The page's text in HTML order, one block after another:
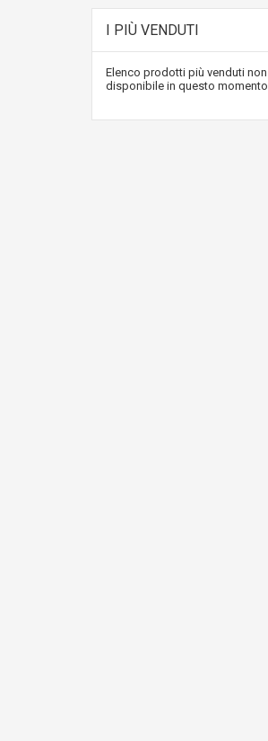
I PIÙ VENDUTI
Elenco prodotti più venduti non
disponibile in questo momento